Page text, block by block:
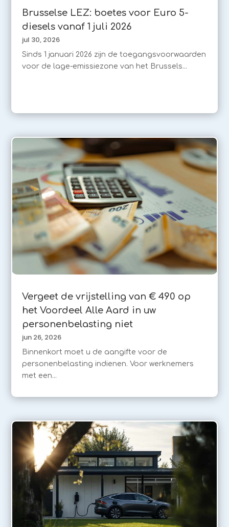
Brusselse LEZ: boetes voor Euro 5-
diesels vanaf 1 juli 2026
jul 30, 2026
Sinds 1 januari 2026 zijn de toegangsvoorwaarden
voor de lage-emissiezone van het Brussels...
Vergeet de vrijstelling van € 490 op
het Voordeel Alle Aard in uw
personenbelasting niet
jun 26, 2026
Binnenkort moet u de aangifte voor de
personenbelasting indienen. Voor werknemers
met een...